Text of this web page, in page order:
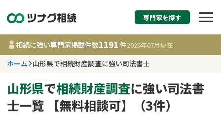
相続税申告・相続手
す
山形県
事務所 1191
専門家を探す
相続に強い専門家掲載件数1191 件2026年07月現在
ホーム 山形県で相続財産調査に強い司法書士
山形県で相続財産調査に強い司法書
士一覧 【無料相談可】（3件）